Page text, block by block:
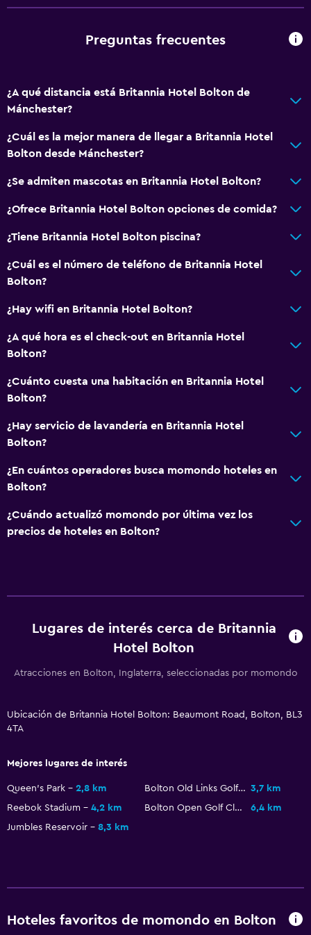
Cambio de divisas
Acceso con tarjeta
Accesibilidad y adecuación
Mascotas permitidas bajo consulta (pueden aplicar cargos
Ascensor
Estacionamiento accesible
Para no fumadores
Áreas designadas para fumadores
Baño
Tina de baño
Aseo
Baño privado
Salud y seguridad
Caja fuerte
Lavandería
Servicios de lavandería/tintorería
Habitaciones familiares
Estacionamiento gratuito
Preguntas frecuentes
¿A qué distancia está Britannia Hotel Bolton de
Mánchester?
¿Cuál es la mejor manera de llegar a Britannia Hotel
Bolton desde Mánchester?
¿Se admiten mascotas en Britannia Hotel Bolton?
¿Ofrece Britannia Hotel Bolton opciones de comida?
¿Tiene Britannia Hotel Bolton piscina?
¿Cuál es el número de teléfono de Britannia Hotel
Bolton?
¿Hay wifi en Britannia Hotel Bolton?
¿A qué hora es el check-out en Britannia Hotel
Bolton?
¿Cuánto cuesta una habitación en Britannia Hotel
Bolton?
¿Hay servicio de lavandería en Britannia Hotel
Bolton?
¿En cuántos operadores busca momondo hoteles en
Bolton?
¿Cuándo actualizó momondo por última vez los
precios de hoteles en Bolton?
Lugares de interés cerca de Britannia
Hotel Bolton
Atracciones en Bolton, Inglaterra, seleccionadas por momondo
Ubicación de Britannia Hotel Bolton: Beaumont Road, Bolton, BL3
4TA
Mejores lugares de interés
Queen's Park 2,8 km Bolton Old Links Golf Club 3,7 km
Reebok Stadium
4,2 km Bolton Open Golf Club
6,4 km
Jumbles Reservoir
8,3 km
Hoteles favoritos de momondo en Bolton